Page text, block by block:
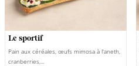
le sportif
Pain aux céréales, œufs mimosa à l'aneth,
cranberries,...